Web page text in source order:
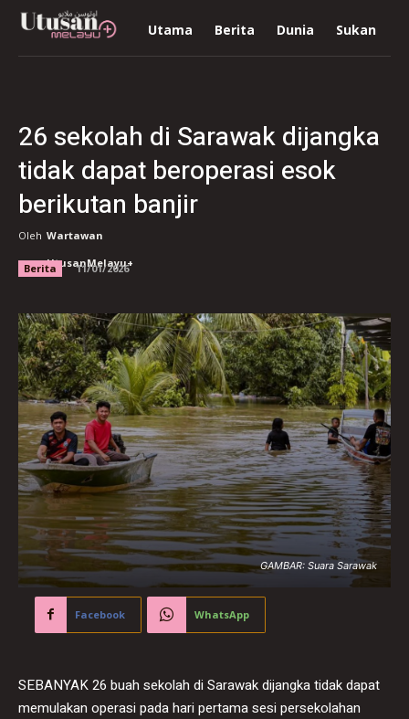
Utama Berita Dunia Sukan
26 sekolah di Sarawak dijangka
tidak dapat beroperasi esok
berikutan banjir
Oleh Wartawan
UtusanMelayu+
Berita 11/01/2026
GAMBAR: Suara Sarawak
Facebook WhatsApp
SEBANYAK 26 buah sekolah di Sarawak dijangka tidak dapat
memulakan operasi pada hari pertama sesi persekolahan